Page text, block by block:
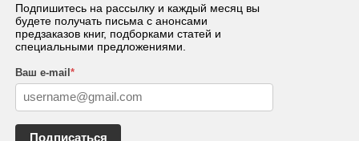
Подпишитесь на рассылку и каждый месяц вы
будете получать письма с анонсами
предзаказов книг, подборками статей и
специальными предложениями.
Ваш e-mail *
Подписаться